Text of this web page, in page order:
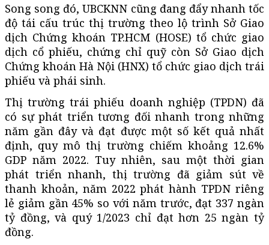
Song song đó, UBCKNN cũng đang đẩy nhanh tốc
độ tái cấu trúc thị trường theo lộ trình Sở Giao
dịch Chứng khoán TP.HCM (HOSE) tổ chức giao
dịch cổ phiếu, chứng chỉ quỹ còn Sở Giao dịch
Chứng khoán Hà Nội (HNX) tổ chức giao dịch trái
phiếu và phái sinh.
Thị trường trái phiếu doanh nghiệp (TPDN) đã
có sự phát triển tương đối nhanh trong những
năm gần đây và đạt được một số kết quả nhất
định, quy mô thị trường chiếm khoảng 12.6%
GDP năm 2022. Tuy nhiên, sau một thời gian
phát triển nhanh, thị trường đã giảm sút về
thanh khoản, năm 2022 phát hành TPDN riêng
lẻ giảm gần 45% so với năm trước, đạt 337 ngàn
tỷ đồng, và quý 1/2023 chỉ đạt hơn 25 ngàn tỷ
đồng.